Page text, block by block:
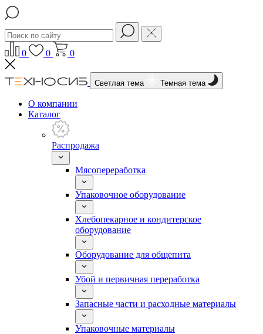
0 0 0
Светлая тема Темная тема
О компании
Каталог
Распродажа
Мясопереработка
Упаковочное оборудование
Хлебопекарное и кондитерское
оборудование
Оборудование для общепита
Убой и первичная переработка
Запасные части и расходные материалы
Упаковочные материалы